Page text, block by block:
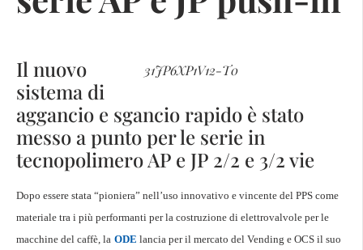
31JP6XP1V12-T0
Il nuovo
sistema di
aggancio e sgancio rapido è stato
messo a punto per le serie in
tecnopolimero AP e JP 2/2 e 3/2 vie
Dopo essere stata “pioniera” nell’uso innovativo e vincente del PPS come
materiale tra i più performanti per la costruzione di elettrovalvole per le
macchine del caffè, la ODE lancia per il mercato del Vending e OCS il suo